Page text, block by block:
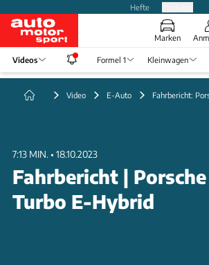
Hefte
Marken
Videos Formel 1 Kleinwagen
Video E-Auto Fahrbericht:
7:13 MIN. • 18.10.2023
Fahrbericht |
Turbo E-Hybrid